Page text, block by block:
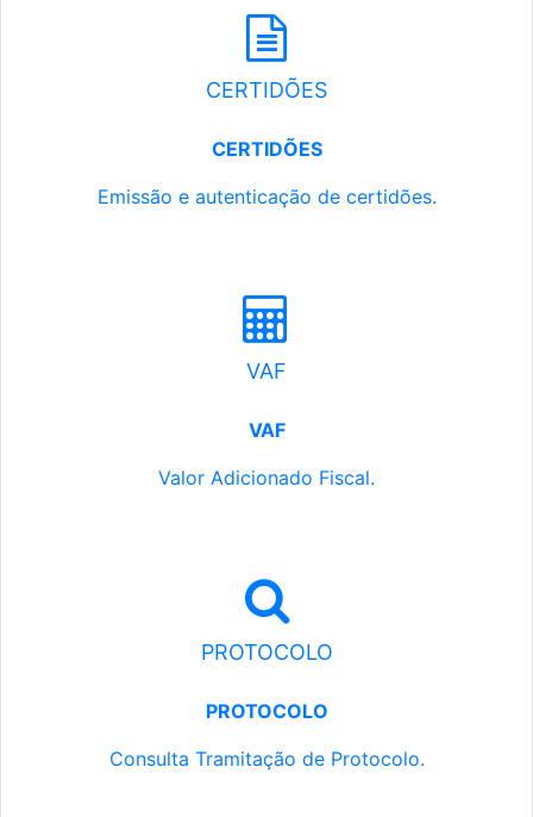
CERTIDÕES
CERTIDÕES
Emissão e autenticação de certidões.
VAF
VAF
Valor Adicionado Fiscal.
PROTOCOLO
PROTOCOLO
Consulta Tramitação de Protocolo.